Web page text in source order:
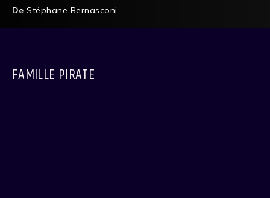
De Stéphane Bernasconi
FAMILLE PIRATE